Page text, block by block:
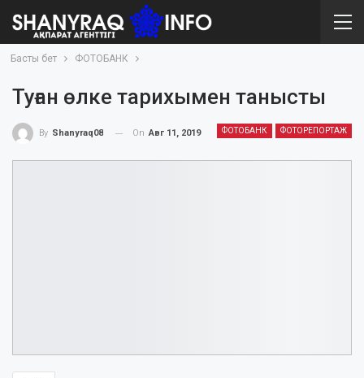
Басты бет ФОТОБАНК
Туған өлке тарихымен танысты
ФОТОБАНК ФОТОРЕПОРТАЖ
By Shanyraq08 On Авг 11, 2019